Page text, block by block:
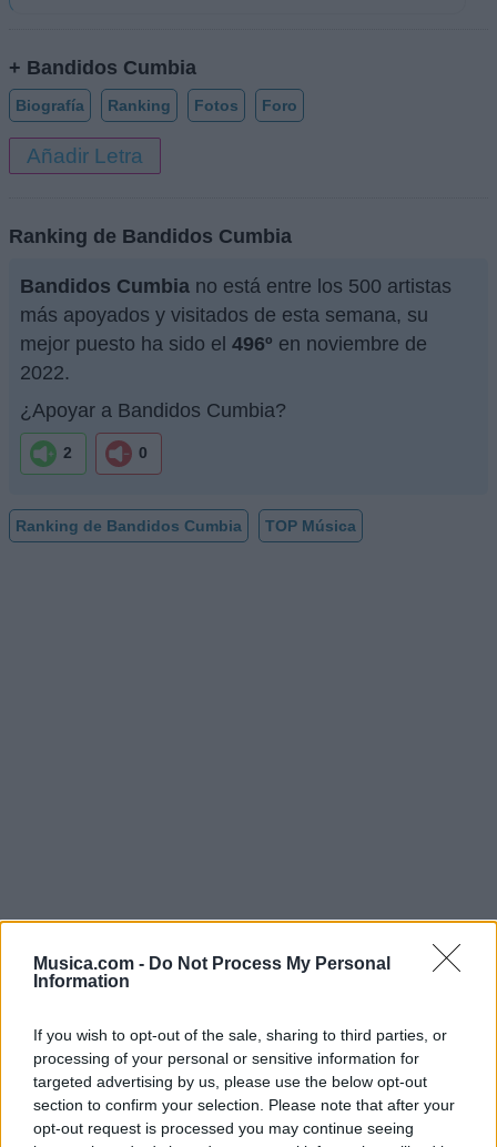
Musica.com - Do Not Process My Personal
Information
If you wish to opt-out of the sale, sharing to third parties, or
processing of your personal or sensitive information for
targeted advertising by us, please use the below opt-out
section to confirm your selection. Please note that after your
opt-out request is processed you may continue seeing
+ Bandidos Cumbia
Biografía Ranking Fotos Foro
Añadir Letra
Ranking de Bandidos Cumbia
Bandidos Cumbia no está entre los 500 artistas
más apoyados y visitados de esta semana, su
mejor puesto ha sido el 496º en noviembre de
2022.
¿Apoyar a Bandidos Cumbia?
2 0
Ranking de Bandidos Cumbia TOP Música